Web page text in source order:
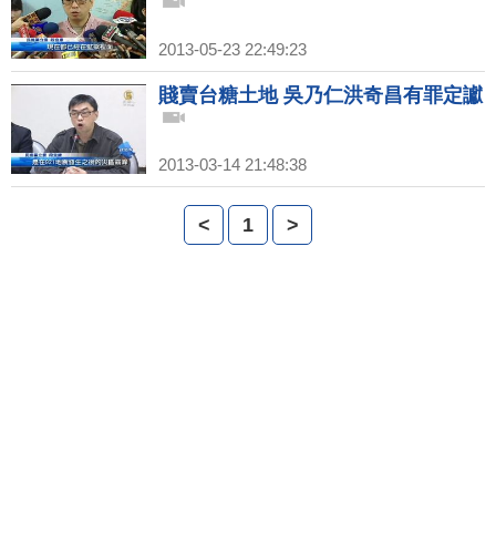
2013-05-23 22:49:23
賤賣台糖土地 吳乃仁洪奇昌有罪定讞
2013-03-14 21:48:38
< 1 >